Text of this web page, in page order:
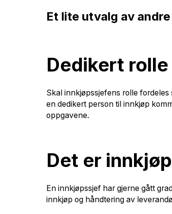
Et lite utvalg av
Dedikert rolle
Skal innkjøpssjefens rolle
en dedikert person til innkjøp
oppgavene.
Det er
En innkjøpssjef har gjerne gått
innkjøp og håndtering av